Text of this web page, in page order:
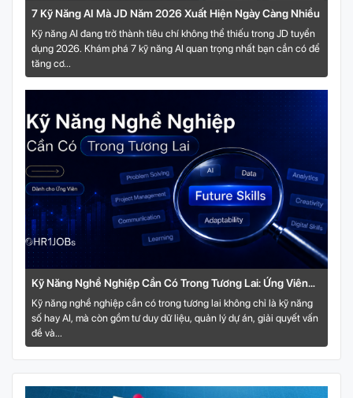
7 Kỹ Năng AI Mà JD Năm 2026 Xuất Hiện Ngày Càng Nhiều
Kỹ năng AI đang trở thành tiêu chí không thể thiếu trong JD tuyển
dụng 2026. Khám phá 7 kỹ năng AI quan trọng nhất bạn cần có để
tăng cơ...
Kỹ Năng Nghề Nghiệp Cần Có Trong Tương Lai: Ứng Viên
Nên Học Gì Để Không Bị Bỏ Lại?
Kỹ năng nghề nghiệp cần có trong tương lai không chỉ là kỹ năng
số hay AI, mà còn gồm tư duy dữ liệu, quản lý dự án, giải quyết vấn
đề và...